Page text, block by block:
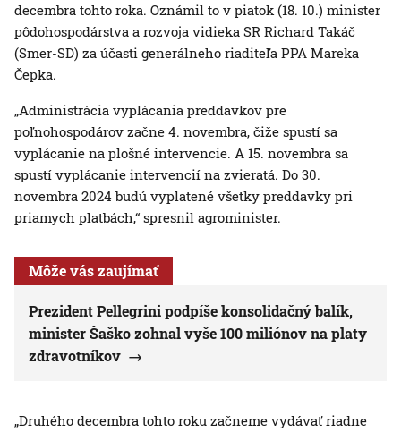
decembra tohto roka. Oznámil to v piatok (18. 10.) minister
pôdohospodárstva a rozvoja vidieka SR Richard Takáč
(Smer-SD) za účasti generálneho riaditeľa PPA Mareka
Čepka.
„Administrácia vyplácania preddavkov pre
poľnohospodárov začne 4. novembra, čiže spustí sa
vyplácanie na plošné intervencie. A 15. novembra sa
spustí vyplácanie intervencií na zvieratá. Do 30.
novembra 2024 budú vyplatené všetky preddavky pri
priamych platbách,“ spresnil agrominister.
Môže vás zaujímať
Prezident Pellegrini podpíše konsolidačný balík,
minister Šaško zohnal vyše 100 miliónov na platy
zdravotníkov
„Druhého decembra tohto roku začneme vydávať riadne